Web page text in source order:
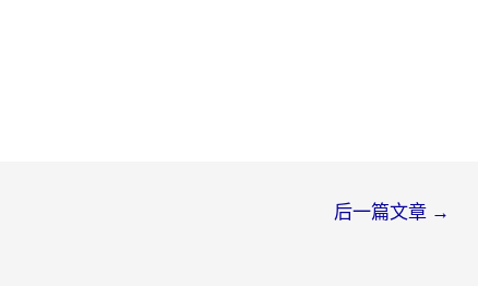
后一篇文章 →